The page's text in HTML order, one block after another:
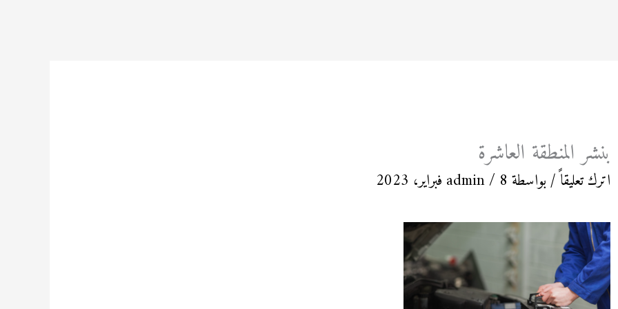
بنشر المنطقة العاشرة
اترك تعليقاً / بواسطة admin/ 8 فبراير، 2023